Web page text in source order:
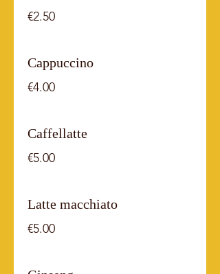
€2.50
Cappuccino
€4.00
Caffellatte
€5.00
Latte macchiato
€5.00